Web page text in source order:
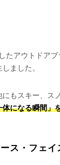
たアウトドア
ました。
もスキー、ス
体になる瞬間」
ス・フェイ